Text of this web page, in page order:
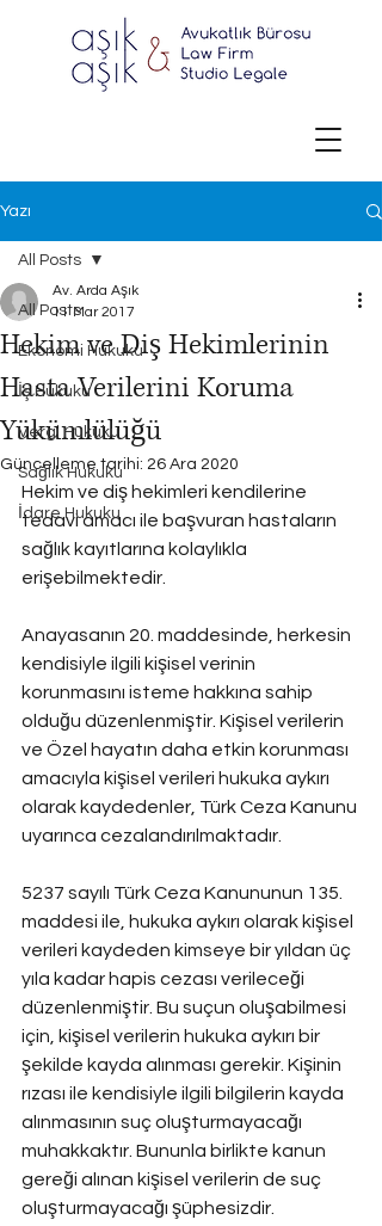
Yazı
All Posts
Ekonomi Hukuku
İş Hukuku
Vergi Hukuku
Sağlık Hukuku
İdare Hukuku
All Posts
Hekim ve Diş Hekimlerinin
Hasta Verilerini Koruma
Yükümlülüğü
Av. Arda Aşık
11 Mar 2017
Güncelleme tarihi: 26 Ara 2020
Hekim ve diş hekimleri kendilerine
tedavi amacı ile başvuran hastaların
sağlık kayıtlarına kolaylıkla
erişebilmektedir.
Anayasanın 20. maddesinde, herkesin
kendisiyle ilgili kişisel verinin
korunmasını isteme hakkına sahip
olduğu düzenlenmiştir. Kişisel verilerin
ve Özel hayatın daha etkin korunması
amacıyla kişisel verileri hukuka aykırı
olarak kaydedenler, Türk Ceza Kanunu
uyarınca cezalandırılmaktadır.
5237 sayılı Türk Ceza Kanununun 135.
maddesi ile, hukuka aykırı olarak kişisel
verileri kaydeden kimseye bir yıldan üç
yıla kadar hapis cezası verileceği
düzenlenmiştir. Bu suçun oluşabilmesi
için, kişisel verilerin hukuka aykırı bir
şekilde kayda alınması gerekir. Kişinin
rızası ile kendisiyle ilgili bilgilerin kayda
alınmasının suç oluşturmayacağı
muhakkaktır. Bununla birlikte kanun
gereği alınan kişisel verilerin de suç
oluşturmayacağı şüphesizdir.